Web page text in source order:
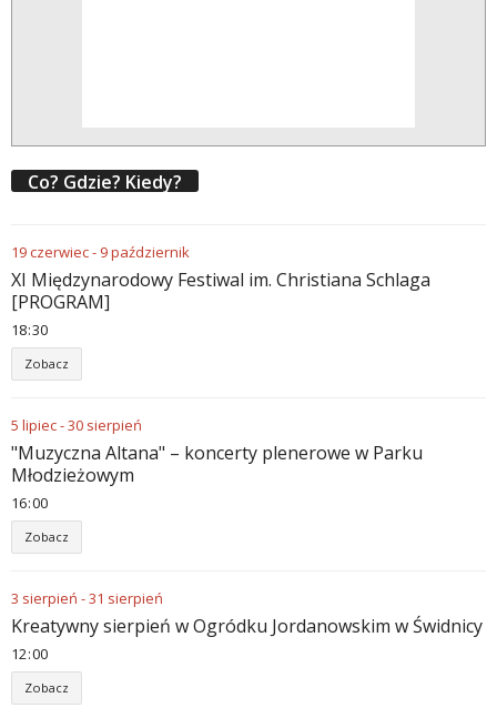
Co? Gdzie? Kiedy?
19czerwiec- 9październik
XI Międzynarodowy Festiwal im. Christiana Schlaga
[PROGRAM]
18:30
Zobacz
5 lipiec-30 sierpień
"Muzyczna Altana" – koncerty plenerowe w Parku
Młodzieżowym
16:00
Zobacz
3 sierpień -31 sierpień
Kreatywny sierpień w Ogródku Jordanowskim w Świdnicy
12:00
Zobacz